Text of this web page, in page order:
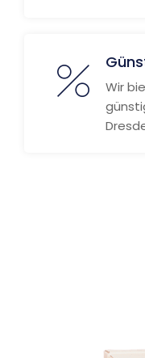
Wir